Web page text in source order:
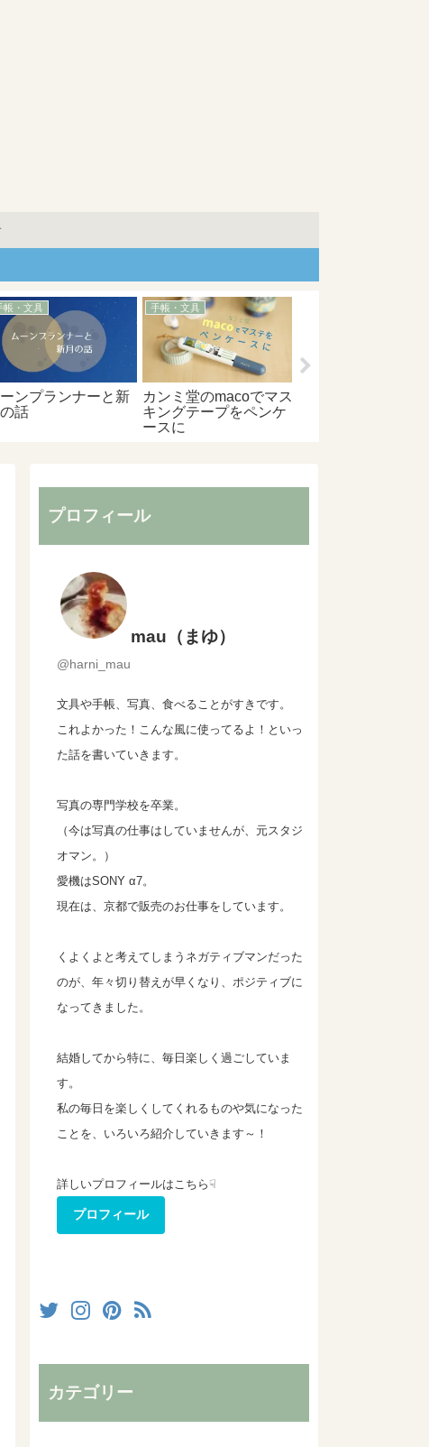
帳・文具
ンプランナーと新
話
手帳・文具
カンミ堂のmacoでマス
キングテープをペンケ
ースに
プロフィール
mau（まゆ）
@harni_mau
文具や手帳、写真、食べることがすきです。
これよかった！こんな風に使ってるよ！といっ
た話を書いていきます。
写真の専門学校を卒業。
（今は写真の仕事はしていませんが、元スタジ
オマン。）
愛機はSONY α7。
現在は、京都で販売のお仕事をしています。
くよくよと考えてしまうネガティブマンだった
のが、年々切り替えが早くなり、ポジティブに
なってきました。
結婚してから特に、毎日楽しく過ごしていま
す。
私の毎日を楽しくしてくれるものや気になった
ことを、いろいろ紹介していきます～！
詳しいプロフィールはこちら☟
プロフィール
カテゴリー